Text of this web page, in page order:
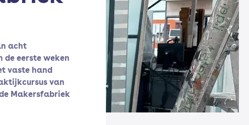
acht
eerste weken
vaste hand
van
Makersfabriek